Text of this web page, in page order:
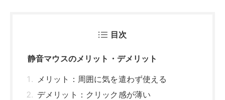
目次
静音マウスのメリット・デメリット
メリット：周囲に気を遣わず使える
デメリット：クリック感が薄い